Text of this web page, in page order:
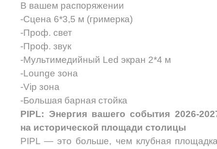
В вашем распоряжении
-Сцена 6*3,5 м (гримерка)
-Проф. свет
-Проф. звук
-Мультимедийный Led экран 2*4 м
-Lounge зона
-Vip зона
-Большая барная стойка
PIPL: Энергия вашего события 2026-
на исторической площади столицы
PIPL — это больше, чем клубная